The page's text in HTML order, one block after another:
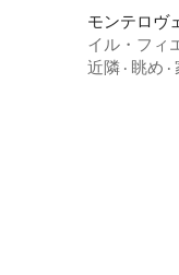
モンテロヴ
イル・フィ
なファーム
近隣 · 眺め ·